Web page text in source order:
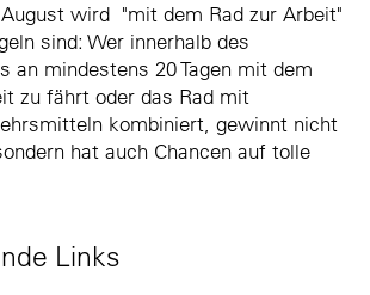
wird "mit dem Rad zur Arbeit"
sind: Wer innerhalb des
an mindestens 20 Tagen mit dem
zu fährt oder das Rad mit
kombiniert, gewinnt nicht
hat auch Chancen auf tolle
Links